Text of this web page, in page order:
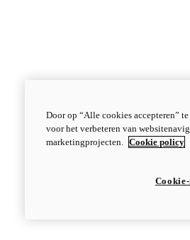
Door op “Alle cookies accepteren”
voor het verbeteren van
marketingprojecten. Cookie policy